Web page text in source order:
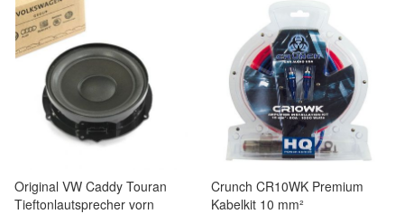
Original VW Caddy Touran
Tieftonlautsprecher vorn
Crunch CR10WK Premium
Kabelkit 10 mm²